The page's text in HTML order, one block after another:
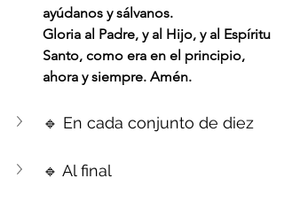
ayúdanos y sálvanos.
Gloria al Padre, y al Hijo, y al Espíritu
Santo, como era en el principio,
ahora y siempre. Amén.
🔹 En cada conjunto de diez
🔹 Al final